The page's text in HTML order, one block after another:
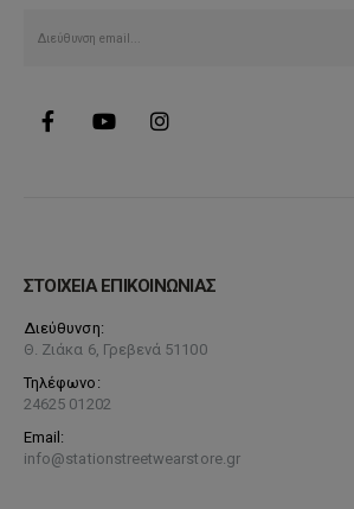
ΣΤΟΙΧΕΙΑ ΕΠΙΚΟΙΝΩΝΙΑΣ
Διεύθυνση:
Θ. Ζιάκα 6, Γρεβενά 51100
Τηλέφωνο:
24625 01202
Email:
info@stationstreetwearstore.gr